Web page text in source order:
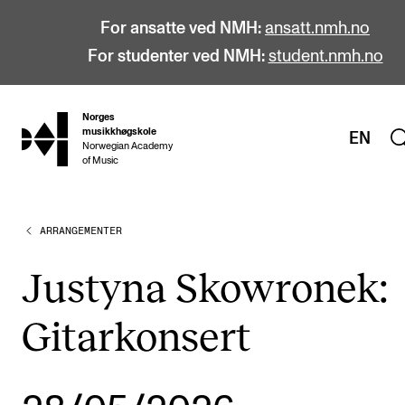
For ansatte ved NMH: ansatt.nmh.no
For studenter ved NMH: student.nmh.no
hjem
Norges
musikkhøgskole
Norwegian Academy
of Music
EN
STUDIER
Bachelor
Master
Årsstudium og videreutdanning
ARRANGEMENTER
Justyna Skowronek:
Gitarkonsert